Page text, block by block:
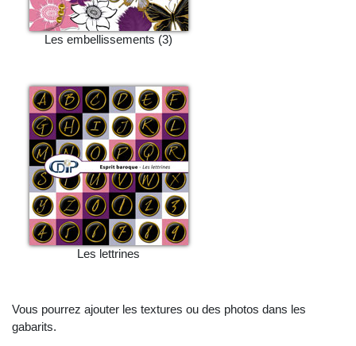
Les embellissements (3)
Les lettrines
Vous pourrez ajouter les textures ou des photos dans les
gabarits.